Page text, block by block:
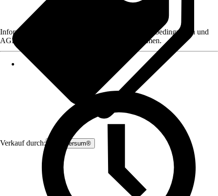
Verkauf durch: Zauniversum®
Informationen des Verkäufers, wie z. B. Rückgabebedingungen und
AGB, finden Sie bei Klick auf den Verkäufernamen.